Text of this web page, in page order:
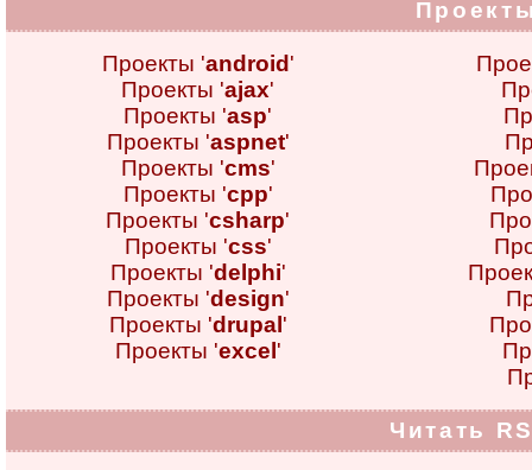
Проекты 'android '
Проекты 'ajax'
Проекты 'asp'
Проекты 'aspnet'
Проекты 'cms'
Проекты 'cpp'
Проекты 'csharp'
Проекты 'css'
Проекты 'delphi'
Проекты 'design'
Проекты 'drupal '
Проекты 'excel '
Читать